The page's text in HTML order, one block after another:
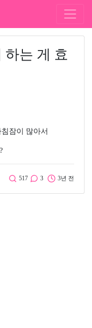
하는 게 효
잠이 많아서
517 3 3년 전